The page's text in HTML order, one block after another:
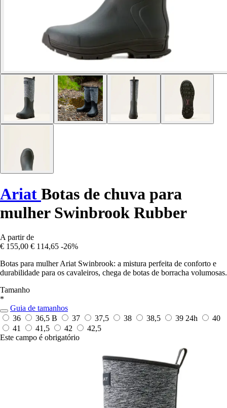
Ariat Botas de chuva para
mulher Swinbrook Rubber
A partir de
€ 155,00 € 114,65 -26%
Botas para mulher Ariat Swinbrook: a mistura perfeita de conforto e
durabilidade para os cavaleiros, chega de botas de borracha volumosas.
Tamanho
*
Guia de tamanhos
36
36,5 B 37 37,5 38 38,5 39 24h
40
41
41,5 42
42,5
Este campo é obrigatório